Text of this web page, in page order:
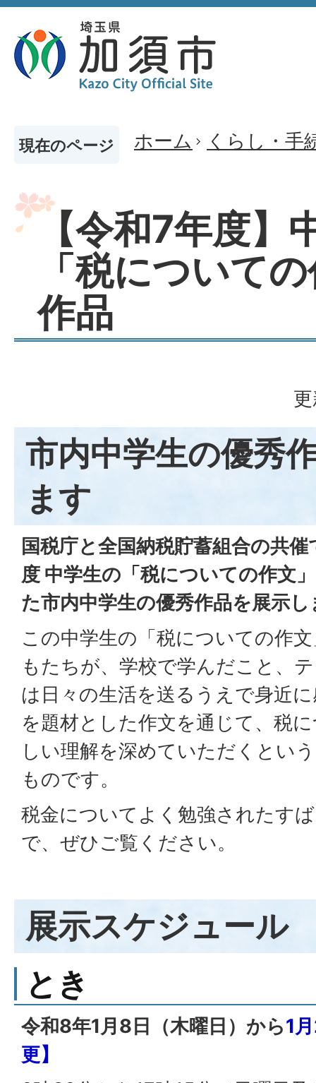
現在のページ ホーム くらし・手
【令和7年度】
「税について
作品
市内中学生の優秀
ます
国税庁と全国納税貯蓄組合の共
度 中学生の「税についての作文
た市内中学生の優秀作品を展示し
この中学生の「税についての作
もたちが、学校で学んだこと、
は日々の生活を送るうえで身近
を題材とした作文を通じて、税
しい理解を深めていただくとい
ものです。
税金についてよく勉強されたす
で、ぜひご覧ください。
展示スケジュール
とき
令和8年1月8日（木曜日）から1
更】